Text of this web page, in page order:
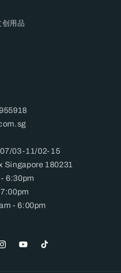
用品
03-11/02-15
Singapore 180231
6:30pm
- 6:00pm
YouTubeTikTok